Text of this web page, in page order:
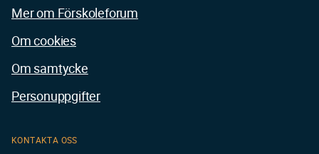
KONTAKTA OSS
Mer om Förskoleforum
Om cookies
Om samtycke
Personuppgifter